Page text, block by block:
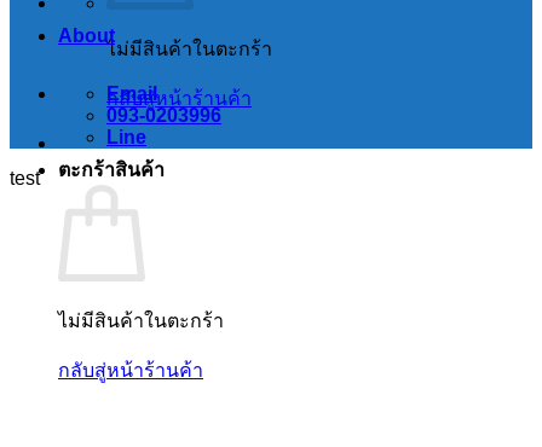
ไม่มีสินค้าในตะกร้า
กลับสู่หน้าร้านค้า
ตะกร้าสินค้า
ไม่มีสินค้าในตะกร้า
กลับสู่หน้าร้านค้า
About
Email
093-0203996
Line
test